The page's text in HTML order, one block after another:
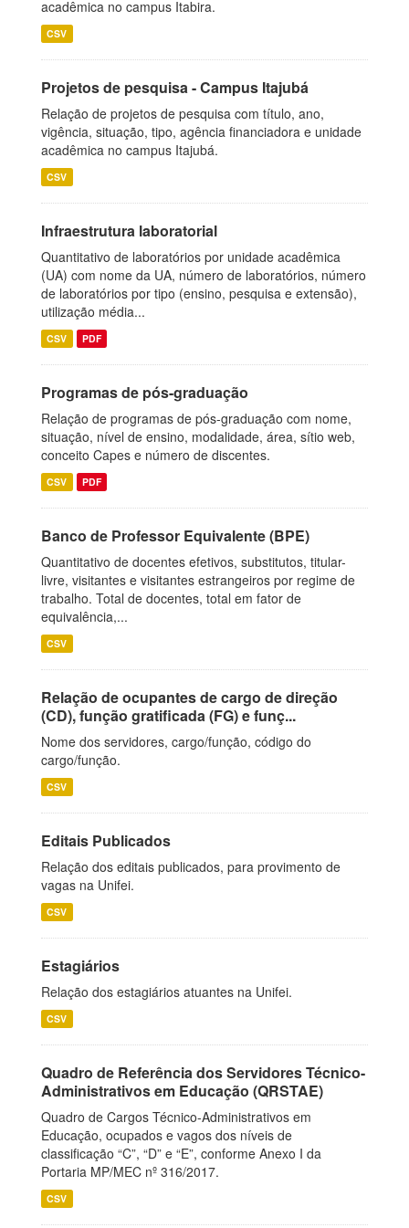
acadêmica no campus Itabira.
CSV
Projetos de pesquisa - Campus Itajubá
Relação de projetos de pesquisa com título, ano,
vigência, situação, tipo, agência financiadora e unidade
acadêmica no campus Itajubá.
CSV
Infraestrutura laboratorial
Quantitativo de laboratórios por unidade acadêmica
(UA) com nome da UA, número de laboratórios, número
de laboratórios por tipo (ensino, pesquisa e extensão),
utilização média...
CSV PDF
Programas de pós-graduação
Relação de programas de pós-graduação com nome,
situação, nível de ensino, modalidade, área, sítio web,
conceito Capes e número de discentes.
CSV PDF
Banco de Professor Equivalente (BPE)
Quantitativo de docentes efetivos, substitutos, titular-
livre, visitantes e visitantes estrangeiros por regime de
trabalho. Total de docentes, total em fator de
equivalência,...
CSV
Relação de ocupantes de cargo de direção
(CD), função gratificada (FG) e funç...
Nome dos servidores, cargo/função, código do
cargo/função.
CSV
Editais Publicados
Relação dos editais publicados, para provimento de
vagas na Unifei.
CSV
Estagiários
Relação dos estagiários atuantes na Unifei.
CSV
Quadro de Referência dos Servidores Técnico-
Administrativos em Educação (QRSTAE)
Quadro de Cargos Técnico-Administrativos em
Educação, ocupados e vagos dos níveis de
classificação “C”, “D” e “E”, conforme Anexo I da
Portaria MP/MEC nº 316/2017.
CSV